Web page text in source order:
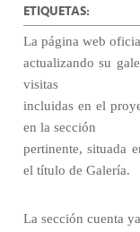
ETIQUETAS:
La página web
actualizando su
visitas
incluidas en el
en la sección
pertinente, situada
el título de Galería.
La sección cuenta